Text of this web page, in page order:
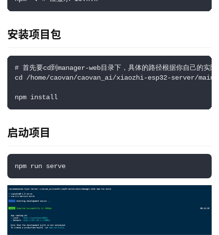
安装项目包
# 首先要cd到manager-web目录下，具体的路径根据你自己的实际
cd /home/caovan/caovan_ai/xiaozhi-esp32-server/main/
npm install
启动项目
npm run serve